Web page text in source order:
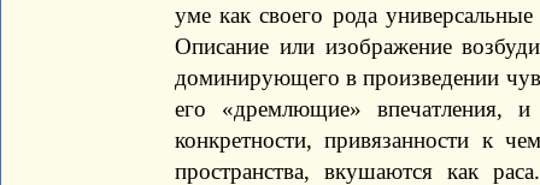
уме как своего рода
Описание или изображение
доминирующего в произведении
его «дремлющие» впечатления,
конкретности, привязанности к
пространства, вкушаются как